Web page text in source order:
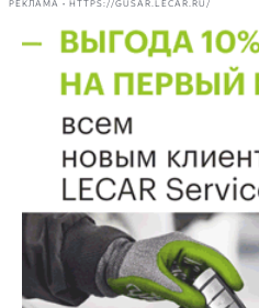
РЕКЛАМА • HTTPS://GUSAR.LECAR.RU/